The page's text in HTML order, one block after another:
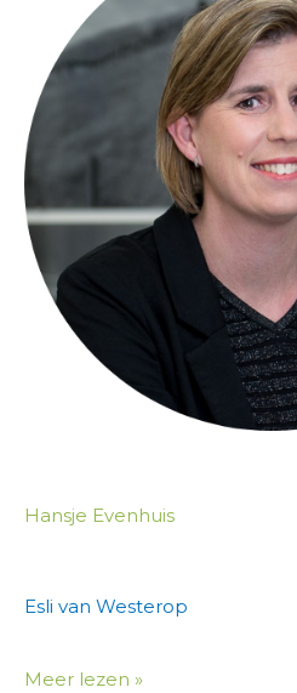
Hansje Evenhuis
Esli van Westerop
Meer lezen »